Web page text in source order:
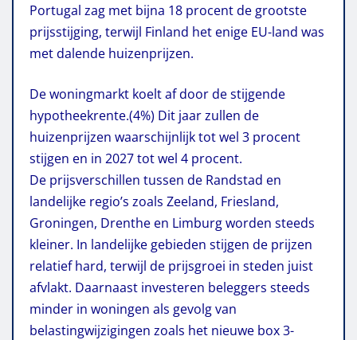
Portugal zag met bijna 18 procent de grootste
prijsstijging, terwijl Finland het enige EU-land was
met dalende huizenprijzen.
De woningmarkt koelt af door de stijgende
hypotheekrente.(4%) Dit jaar zullen de
huizenprijzen waarschijnlijk tot wel 3 procent
stijgen en in 2027 tot wel 4 procent.
De prijsverschillen tussen de Randstad en
landelijke regio’s zoals Zeeland, Friesland,
Groningen, Drenthe en Limburg worden steeds
kleiner. In landelijke gebieden stijgen de prijzen
relatief hard, terwijl de prijsgroei in steden juist
afvlakt. Daarnaast investeren beleggers steeds
minder in woningen als gevolg van
belastingwijzigingen zoals het nieuwe box 3-